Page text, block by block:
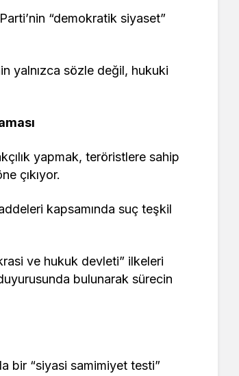
“demokratik siyaset”
yalnızca sözle değil, hukuki
yapmak, teröristlere sahip
çıkıyor.
kapsamında suç teşkil
ve hukuk devleti” ilkeleri
bulunarak sürecin
bir “siyasi samimiyet testi”